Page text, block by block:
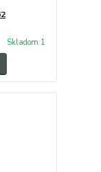
Skladom 1